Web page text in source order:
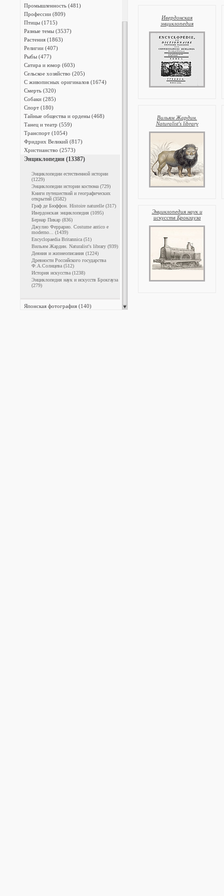
Промышленность (481)
Профессии (809)
Птицы (1715)
Разные темы (3537)
Растения (1863)
Религии (407)
Рыбы (477)
Сатира и юмор (603)
Сельское хозяйство (205)
С живописных оригиналов (1674)
Смерть (320)
Собаки (285)
Спорт (180)
Тайные общества и ордены (468)
Танец и театр (559)
Транспорт (1054)
Фридрих Великий (817)
Христианство (2573)
Энциклопедии (13387)
Энциклопедии естественной истории
(1229)
Энциклопедии истории костюма (729)
Книги путешествий и географических
открытий (3582)
Граф де Бюффон. Histoire naturelle (317)
Ивердонская энциклопедия (1095)
Бернар Пикар (836)
Джулио Феррарио. Costume antico e
moderno... (1439)
Encyclopaedia Britannica (51)
Вильям Жардин. Naturalist's library (939)
Деяния и жизнеописания (1224)
Древности Российского государства
Ф.А.Солнцева (512)
История искусства (1238)
Энциклопедия наук и искусств Брокгауза
(279)
Японская фотография (140)
Ивердонская
энциклопедия
Вильям Жардин.
Naturalist's library
Энциклопедия наук и
искусств Брокгауза